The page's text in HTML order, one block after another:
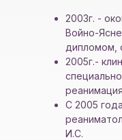
2003г. -
Войно-
дипломом,
2005г.-
С 2005
И.С.